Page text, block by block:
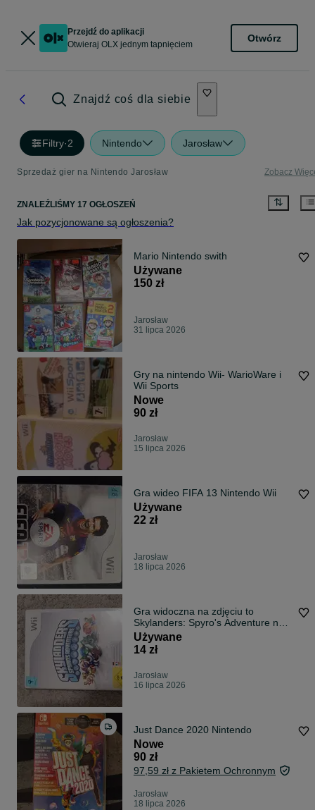
Przejdź do aplikacji
Otwieraj OLX jednym tapnięciem
Otwórz
Znajdź coś dla siebie
Filtry·2 Nintendo Jarosław
Sprzedaż gier na Nintendo Jarosław Zobacz
ZNALEŹLIŚMY 17 OGŁOSZEŃ
Jak pozycjonowane są ogłoszenia?
Mario Nintendo swith
Używane
150 zł
Jarosław
31 lipca 2026
Gry na nintendo Wii- WarioWare i
Wii Sports
Nowe
90 zł
Jarosław
15 lipca 2026
Gra wideo FIFA 13 Nintendo Wii
Używane
22 zł
Jarosław
18 lipca 2026
Gra widoczna na zdjęciu to
Skylanders: Spyro's Adventure na
konsolę Ni
Używane
14 zł
Jarosław
16 lipca 2026
Just Dance 2020 Nintendo
Nowe
90 zł
97,59 zł z Pakietem Ochronnym
Jarosław
18 lipca 2026